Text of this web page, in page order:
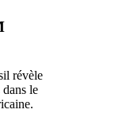
révèle
dans le